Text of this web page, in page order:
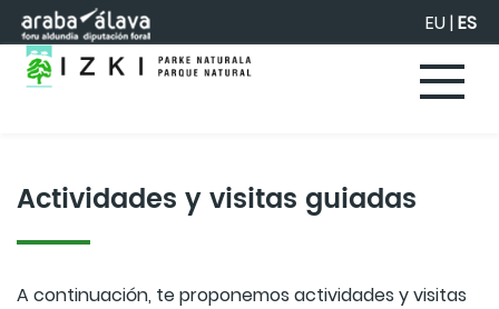
Saltar al contenido principal EU|ES
Actividades y visitas guiadas
A continuación, te proponemos actividades y visitas